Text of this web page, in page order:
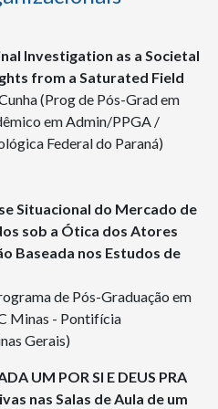
Investigation as a Societal
from a Saturated Field
(Prog de Pós-Grad em
em Admin/PPGA /
Federal do Paraná)
Situacional do Mercado de
sob a Ótica dos Atores
Baseada nos Estudos de
de Pós-Graduação em
Minas - Pontifícia
Gerais)
UM POR SI E DEUS PRA
nas Salas de Aula de um